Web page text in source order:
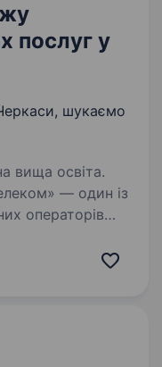
послуг у
шукаємо
вища освіта.
— один із
операторів
цифровими